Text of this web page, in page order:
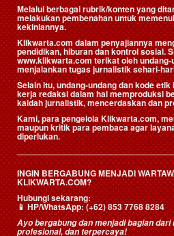
Melalui berbagai rubrik/konten yang
melakukan pembenahan untuk
kekiniannya.
Klikwarta.com dalam penyajiannya
pendidikan, hiburan dan kontrol sosial.
www.klikwarta.com terikat oleh
menjalankan tugas jurnalistik sehari-
Selain itu, undang-undang dan kode
kerja redaksi dalam hal memproduksi
kaidah jurnalistik, mencerdaskan dan
Kami, para pengelola Klikwarta.com,
maupun kritik para pembaca agar
diperlukan.
INGIN BERGABUNG MENJADI
KLIKWARTA.COM?
Hubungi sekarang:
📱HP/WhatsApp:(+62) 853 7768 8284
Ayo bergabung dan menjadi bagian
profesional, dan terpercaya!